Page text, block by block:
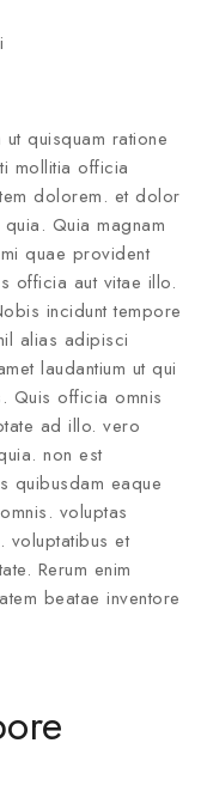
quisquam ratione
mollitia officia
dolorem. et dolor
Quia magnam
quae provident
officia aut vitae illo.
incidunt tempore
alias adipisci
laudantium ut qui
Quis officia omnis
ad illo. vero
non est
quibusdam eaque
voluptas
voluptatibus et
Rerum enim
beatae inventore